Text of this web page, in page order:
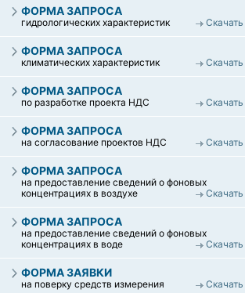
ФОРМА ЗАПРОСА
гидрологических характеристик Скачать
ФОРМА ЗАПРОСА
климатических характеристик Скачать
ФОРМА ЗАПРОСА
по разработке проекта НДС Скачать
ФОРМА ЗАПРОСА
на согласование проектов НДС Скачать
ФОРМА ЗАПРОСА
на предоставление сведений о фоновых
концентрациях в воздухе
Скачать
ФОРМА ЗАПРОСА
на предоставление сведений о фоновых
концентрациях в воде
Скачать
ФОРМА ЗАЯВКИ
на поверку средств измерения Скачать